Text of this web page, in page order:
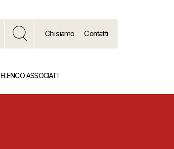
Chi siamo Contatti
ELENCO ASSOCIATI